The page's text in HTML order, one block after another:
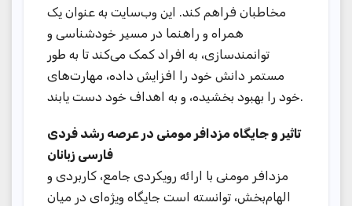
مخاطبان فراهم کند. این وب‌سایت به عنوان یک
همراه و راهنما در مسیر خودشناسی و
توانمندسازی، به افراد کمک می‌کند تا به طور
مستمر دانش خود را افزایش داده، مهارت‌های
خود را بهبود بخشیده، و به اهداف خود دست یابند.
تاثیر و جایگاه مزدافر مومنی در عرصه رشد فردی
فارسی زبانان
مزدافر مومنی با ارائه رویکردی جامع، کاربردی و
الهام‌بخش، توانسته است جایگاه ویژه‌ای در میان